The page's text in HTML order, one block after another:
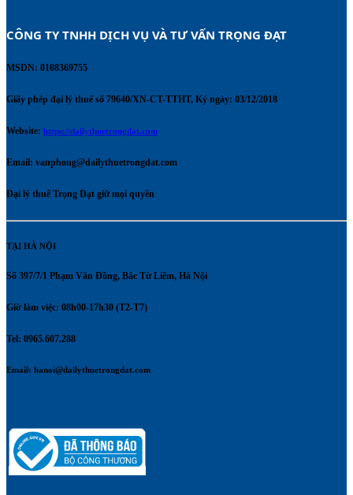
CÔNG TY TNHH DỊCH VỤ VÀ TƯ VẤN TRỌNG ĐẠT
MSDN: 0108369755
Giấy phép đại lý thuế số 79640/XN-CT-TTHT, Ký ngày: 03/12/2018
Website: https://dailythuetrongdat.com
Email: vanphong@dailythuetrongdat.com
Đại lý thuế Trọng Đạt giữ mọi quyền
TẠI HÀ NỘI
Số 397/7/1 Phạm Văn Đồng, Bắc Từ Liêm, Hà Nội
Giờ làm việc: 08h00-17h30 (T2-T7)
Tel: 0965.607.288
Email: hanoi@dailythuetrongdat.com